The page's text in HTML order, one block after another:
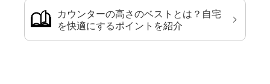
カウンターの高さのベストとは？自宅
を快適にするポイントを紹介